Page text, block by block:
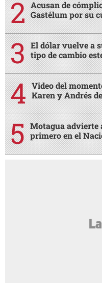
Acusan de
Gastélum por su
El dólar vuelve a
tipo de cambio
Video del
Karen y Andrés
Motagua advierte
primero en el